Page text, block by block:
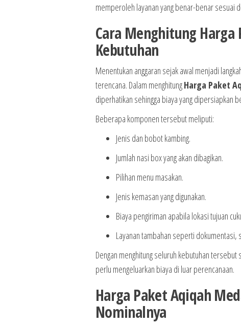
memperoleh layanan yang benar-benar sesuai
Cara Menghitung Harga
Kebutuhan
Menentukan anggaran sejak awal menjadi
terencana. Dalam menghitungHarga Paket
diperhatikan sehingga biaya yang dipersiapkan
Beberapa komponen tersebut meliputi:
Jenis dan bobot kambing.
Jumlah nasi box yang akan dibagikan.
Pilihan menu masakan.
Jenis kemasan yang digunakan.
Biaya pengiriman apabila lokasi tujuan
Layanan tambahan seperti
Dengan menghitung seluruh kebutuhan
perlu mengeluarkan biaya di luar perencanaan.
Harga Paket Aqiqah
Nominalnya